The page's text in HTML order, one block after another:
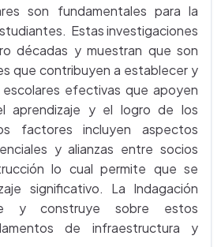
son fundamentales para la
Estas investigaciones
décadas y muestran que son
que contribuyen a establecer y
efectivas que apoyen
aprendizaje y el logro de los
factores incluyen aspectos
y alianzas entre socios
lo cual permite que se
significativo. La Indagación
y construye sobre estos
de infraestructura y